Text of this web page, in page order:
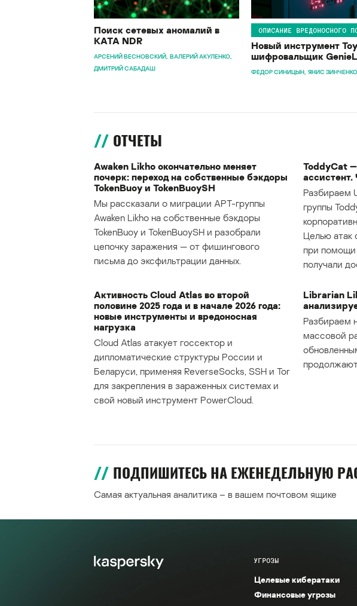
Поиск сетевых аномалий в
KATA NDR
АРСЕНИЙ ВЕСНОВСКИЙ ВАЛЕРИЙ АКУЛЕНКО
ДМИТРИЙ САБАДАШ
ОПИСАНИЕ ВРЕДОНОСНОГО
Новый инструмент
шифровальщик
ФЕДОР СИНИЦЫН ЯНИС ЗИНЧЕНКО
ОТЧЕТЫ
Awaken Likho окончательно меняет
почерк: переход на собственные бэкдоры
TokenBuoy и TokenBuoySH
Мы рассказали о миграции APT-группы
Awaken Likho на собственные бэкдоры
TokenBuoy и TokenBuoySH и разобрали
цепочку заражения — от фишингового
письма до эксфильтрации данных.
ToddyCat
ассистент.
Разбираем
группы
Целью атак
при помощи
получали
Активность Cloud Atlas во второй
половине 2025 года и в начале 2026 года:
новые инструменты и вредоносная
нагрузка
Cloud Atlas атакует госсектор и
дипломатические структуры России и
Беларуси, применяя ReverseSocks, SSH и Tor
для закрепления в зараженных системах и
свой новый инструмент PowerCloud.
Librarian
Разбираем
массовой
ПОДПИШИТЕСЬ НА ЕЖЕНЕДЕЛЬНУЮ
Самая актуальная аналитика – в вашем почтовом ящике
УГРОЗЫ
Целевые кибератаки
Финансовые угрозы